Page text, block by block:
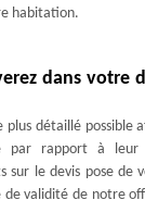
habitation.
dans votre
plus détaillé possible
par rapport à leur
sur le devis pose de
de validité de notre